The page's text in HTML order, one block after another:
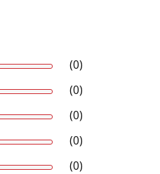
(0)
(0)
(0)
(0)
(0)